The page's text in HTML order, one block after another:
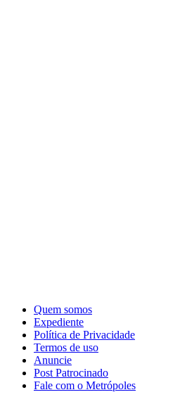
Quem somos
Expediente
Política de Privacidade
Termos de uso
Anuncie
Post Patrocinado
Fale com o Metrópoles